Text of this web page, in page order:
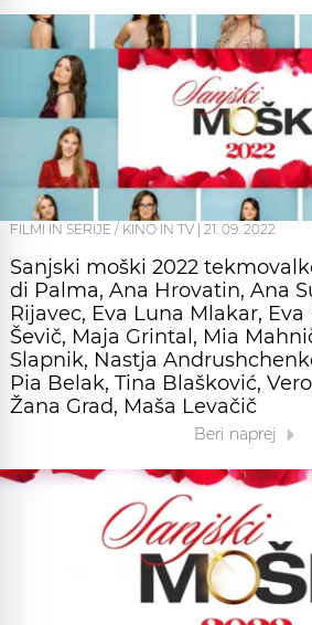
FILMI IN SERIJE / KINO IN TV 21. 09. 2022
Sanjski moški 2022
di Palma, Ana Hrovatin, Ana
Rijavec, Eva Luna Mlakar,
Ševič, Maja Grintal, Mia
Slapnik, Nastja
Pia Belak, Tina Blašković,
Žana Grad, Maša Levačič
Beri naprej